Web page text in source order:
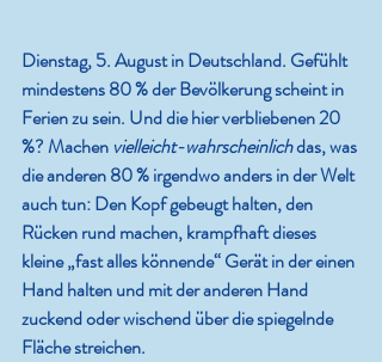
Dienstag, 5. August in Deutschland. Gefühlt
mindestens 80 % der Bevölkerung scheint in
Ferien zu sein. Und die hier verbliebenen 20
%? Machen vielleicht-wahrscheinlich das, was
die anderen 80 % irgendwo anders in der Welt
auch tun: Den Kopf gebeugt halten, den
Rücken rund machen, krampfhaft dieses
kleine „fast alles könnende“ Gerät in der einen
Hand halten und mit der anderen Hand
zuckend oder wischend über die spiegelnde
Fläche streichen.